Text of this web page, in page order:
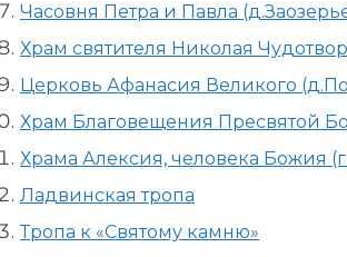
Часовня Петра и Павла
Храм святителя Николая
Церковь Афанасия Великого
Храм Благовещения Пресвятой
Храма Алексия, человека Божия
Ладвинская тропа
Тропа к «Святому камню»